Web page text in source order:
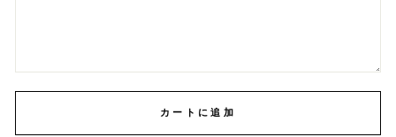
カートに追加